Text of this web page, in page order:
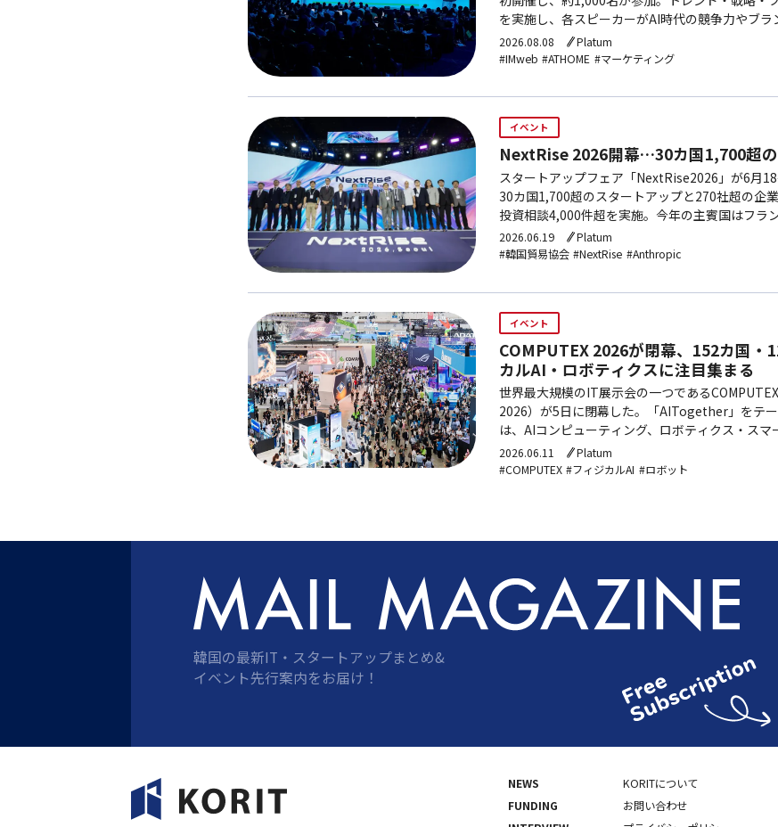
を実施し、各スピーカーがAI時代の競争力やブラ
2026.08.08
Platum
#IMweb #ATHOME #マーケティング
イベント
NextRise 2026開幕…30カ国1,700超
スタートアップフェア「NextRise2026」が6月18
30カ国1,700超のスタートアップと270社超の企
投資相談4,000件超を実施。今年の主賓国はフ
どAI大手もカンファレンスに登壇する。
2026.06.19
Platum
#韓国貿易協会 #NextRise #Anthropic
イベント
COMPUTEX 2026が閉幕、152カ国
カルAI・ロボティクスに注目集まる
世界最大規模のIT展示会の一つである
2026）が5日に閉幕した。「AITogether」をテ
は、AIコンピューティング、ロボティクス・ス
柱に、グローバルな大手テック企業とスタートア
2026.06.11
Platum
#COMPUTEX #フィジカルAI #ロボット
韓国の最新IT・スタートアップまとめ&
イベント先行案内をお届け！
NEWS
FUNDING
KORITについて
お問い合わせ